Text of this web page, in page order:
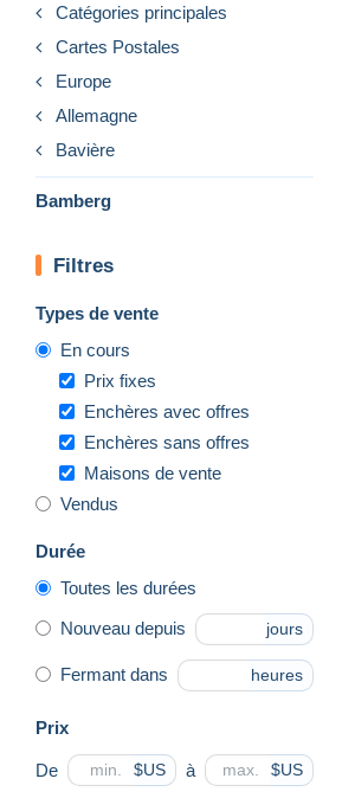
Catégories principales
Cartes Postales
Europe
Allemagne
Bavière
Bamberg
Filtres
Types de vente
En cours
Prix fixes
Enchères avec offres
Enchères sans offres
Maisons de vente
Vendus
Durée
Toutes les durées
Nouveau depuis jours
Fermant dans heures
Prix
De $US à $US